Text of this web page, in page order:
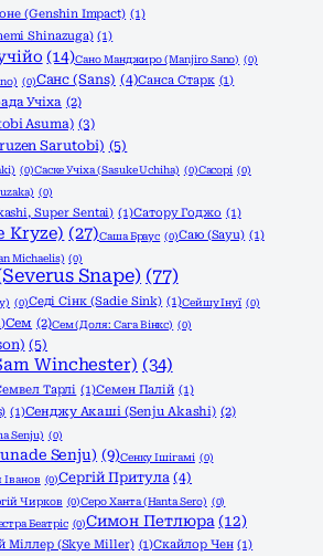
(Genshin Impact) (1)
Shinazuga) (1)
(14)Сано Манджиро (Manjiro Sano) (0)
(0)Санс (Sans) (4)Санса Старк (1)
Учіха (2)
Asuma) (3)
Sarutobi) (5)
(0)Саске Учіха (Sasuke Uchiha) (0)Сасорі (0)
(0)
Super Sentai) (1)Сатору Годжо (1)
Kryze) (27)Саша Браус (0)Саю (Sayu) (1)
Michaelis) (0)
Snape) (77)
(0)Седі Сінк (Sadie Sink) (1)Сейшу Інуї (0)
Сем (2)Сем (Доля: Сага Вінкс) (0)
(5)
Winchester) (34)
Тарлі (1)Семен Палій (1)
(1)Сенджу Акаші (Senju Akashi) (2)
Senju) (0)
Senju) (9)Сенку Ішігамі (0)
Іванов (0)Сергій Притула (4)
Чирков (0)Серо Ханта (Hanta Sero) (0)
Беатріс (0)Симон Петлюра (12)
Міллер (Skye Miller) (1)Скайлор Чен (1)